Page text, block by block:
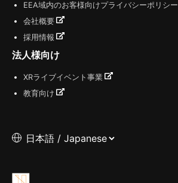
EEA域内のお客様向けプライバシーポリシー
会社概要
採用情報
法人様向け
XRライブイベント事業
教育向け